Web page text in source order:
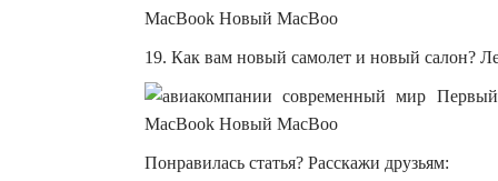
19. Как вам новый самолет и новый салон?
Понравилась статья? Расскажи друзьям: